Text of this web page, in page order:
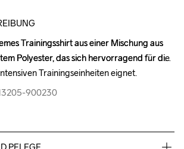
Trainingsshirt aus einer Mischung aus
Polyester, das sich hervorragend für die
Trainingseinheiten eignet.
900230
Trainingsshirt aus einer Mischung aus
Polyester, das sich hervorragend für die
Trainingseinheiten eignet.
900230